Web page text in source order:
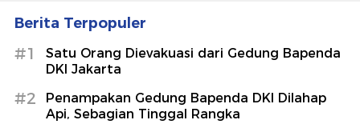
Berita Terpopuler
#1
Satu Orang Dievakuasi dari Gedung Bapenda
DKI Jakarta
#2
Penampakan Gedung Bapenda DKI Dilahap
Api, Sebagian Tinggal Rangka